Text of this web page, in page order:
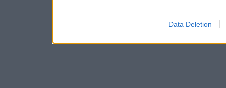
Data Deletion